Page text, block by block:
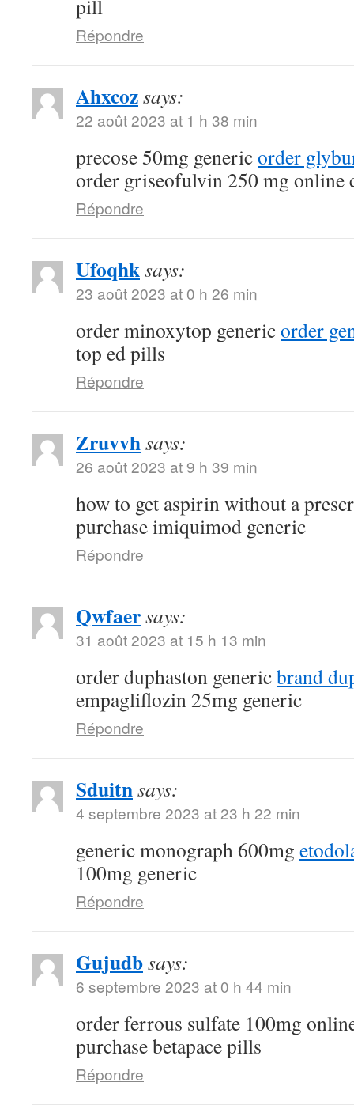
pill
Répondre
Ahxcozsays:
22 août 2023 at 1 h 38 min
precose 50mg genericorder
order griseofulvin 250 mg online
Répondre
Ufoqhksays:
23 août 2023 at 0 h 26 min
order minoxytop genericorder
top ed pills
Répondre
Zruvvhsays:
26 août 2023 at 9 h 39 min
how to get aspirin without a
purchase imiquimod generic
Répondre
Qwfaersays:
31 août 2023 at 15 h 13 min
order duphaston genericbrand
empagliflozin 25mg generic
Répondre
Sduitnsays:
4 septembre 2023 at 23 h 22 min
generic monograph 600mg
100mg generic
Répondre
Gujudbsays:
6 septembre 2023 at 0 h 44 min
order ferrous sulfate 100mg
purchase betapace pills
Répondre